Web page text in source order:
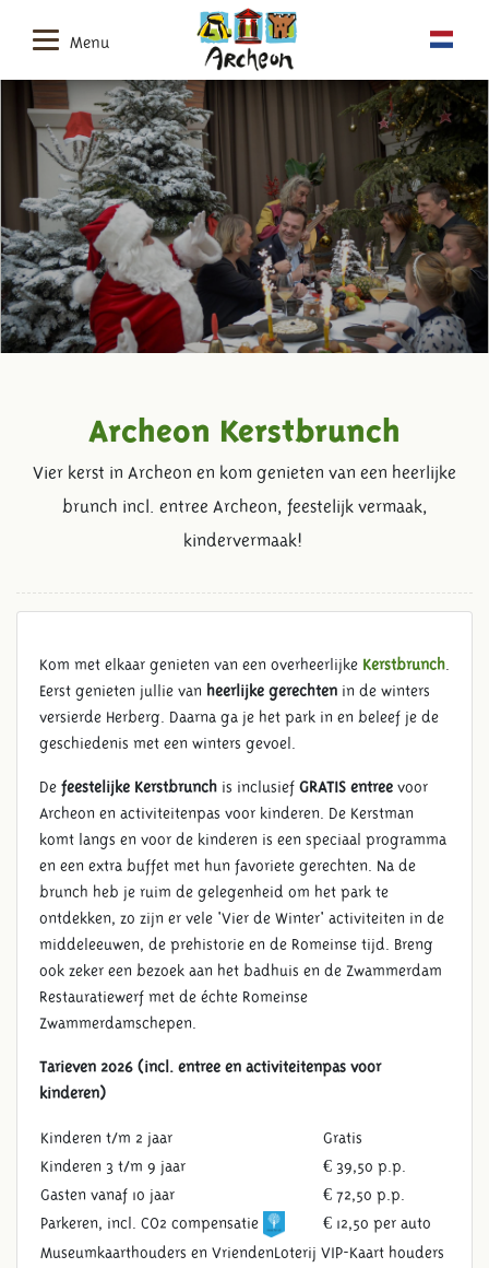
Menu
Archeon Kerstbrunch
Vier kerst in Archeon en kom genieten van een heerlijke
brunch incl. entree Archeon, feestelijk vermaak,
kindervermaak!
Kom met elkaar genieten van een overheerlijke Kerstbrunch
Eerst genieten jullie van heerlijke gerechten in de winters
versierde Herberg. Daarna ga je het park in en beleef je de
geschiedenis met een winters gevoel.
De feestelijke Kerstbrunch is inclusief GRATIS entree voor
Archeon en activiteitenpas voor kinderen. De Kerstman
komt langs en voor de kinderen is een speciaal programma
en een extra buffet met hun favoriete gerechten. Na de
brunch heb je ruim de gelegenheid om het park te
ontdekken, zo zijn er vele 'Vier de Winter' activiteiten in de
middeleeuwen, de prehistorie en de Romeinse tijd. Breng
ook zeker een bezoek aan het badhuis en de Zwammerdam
Restauratiewerf met de échte Romeinse
Zwammerdamschepen.
Tarieven 2026 (incl. entree en activiteitenpas voor
kinderen)
Kinderen t/m 2 jaar
Gratis
Kinderen 3 t/m 9 jaar
€ 39,50 p.p.
Gasten vanaf 10 jaar
€ 72,50 p.p.
Parkeren, incl. CO2 compensatie
€ 12,50 per auto
Museumkaarthouders en VriendenLoterij VIP-Kaart houders